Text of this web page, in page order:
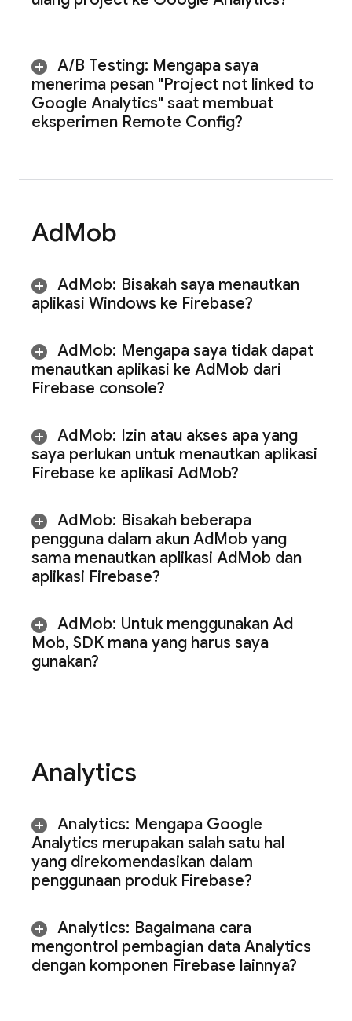
A/B Testing: Mengapa saya
menerima pesan "Project not linked to
Google Analytics" saat membuat
eksperimen Remote Config?
AdMob
AdMob: Bisakah saya menautkan
aplikasi Windows ke Firebase?
AdMob: Mengapa saya tidak dapat
menautkan aplikasi ke AdMob dari
Firebase console?
AdMob: Izin atau akses apa yang
saya perlukan untuk menautkan aplikasi
Firebase ke aplikasi AdMob?
AdMob: Bisakah beberapa
pengguna dalam akun AdMob yang
sama menautkan aplikasi AdMob dan
aplikasi Firebase?
AdMob: Untuk menggunakan Ad
Mob, SDK mana yang harus saya
gunakan?
Analytics
Analytics: Mengapa Google
Analytics merupakan salah satu hal
yang direkomendasikan dalam
penggunaan produk Firebase?
Analytics: Bagaimana cara
mengontrol pembagian data Analytics
dengan komponen Firebase lainnya?